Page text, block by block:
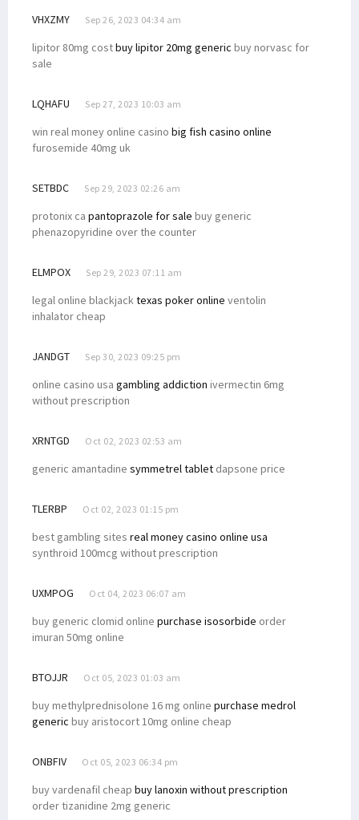
VHXZMY Sep 26, 2023 04:34 am
lipitor 80mg costbuy lipitor 20mg generic buy norvasc for
sale
LQHAFU Sep 27, 2023 10:03 am
win real money online casino big fish casino online
furosemide 40mg uk
SETBDC Sep 29, 2023 02:26 am
protonix ca pantoprazole for sale buy generic
phenazopyridine over the counter
ELMPOX Sep 29, 2023 07:11 am
legal online blackjacktexas poker online ventolin
inhalator cheap
JANDGT Sep 30, 2023 09:25 pm
online casino usa gambling addiction ivermectin 6mg
without prescription
XRNTGD Oct 02, 2023 02:53 am
generic amantadine symmetrel tablet dapsone price
TLERBP Oct 02, 2023 01:15 pm
best gambling sites real money casino online usa
synthroid 100mcg without prescription
UXMPOG Oct 04, 2023 06:07 am
buy generic clomid online purchase isosorbide order
imuran 50mg online
BTOJJR Oct 05, 2023 01:03 am
buy methylprednisolone 16 mg online purchase medrol
generic buy aristocort 10mg online cheap
ONBFIV Oct 05, 2023 06:34 pm
buy vardenafil cheap buy lanoxin without prescription
order tizanidine 2mg generic